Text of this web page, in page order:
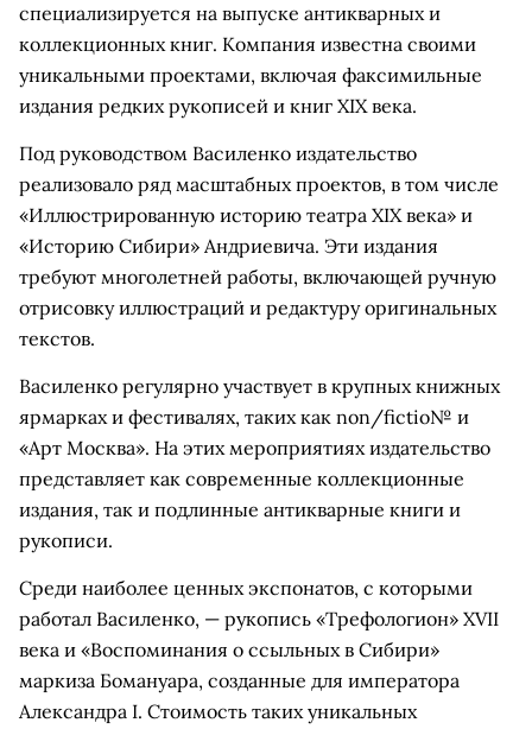
специализируется на выпуске антикварных и
коллекционных книг. Компания известна своими
уникальными проектами, включая факсимильные
издания редких рукописей и книг XIX века.
Под руководством Василенко издательство
реализовало ряд масштабных проектов, в том числе
«Иллюстрированную историю театра XIX века» и
«Историю Сибири» Андриевича. Эти издания
требуют многолетней работы, включающей ручную
отрисовку иллюстраций и редактуру оригинальных
текстов.
Василенко регулярно участвует в крупных книжных
ярмарках и фестивалях, таких как non/fictio№ и
«Арт Москва». На этих мероприятиях издательство
представляет как современные коллекционные
издания, так и подлинные антикварные книги и
рукописи.
Среди наиболее ценных экспонатов, с которыми
работал Василенко, — рукопись «Трефологион» XVII
века и «Воспоминания о ссыльных в Сибири»
маркиза Бомануара, созданные для императора
Александра I. Стоимость таких уникальных